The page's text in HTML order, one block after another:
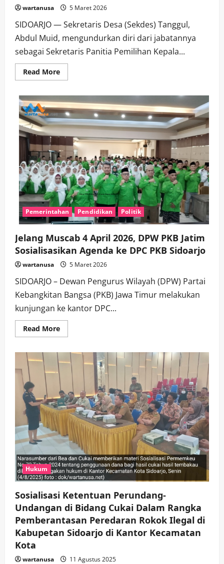
wartanusa 5 Maret 2026
SIDOARJO — Sekretaris Desa (Sekdes) Tanggul,
Abdul Muid, mengundurkan diri dari jabatannya
sebagai Sekretaris Panitia Pemilihan Kepala...
Read MoreRead
more
Abdul
Muid
Mundur
dari
Panitia
Pilkades,
Ditunjuk
sebagai
Plt
Kades
Tanggul
Pemerintahan Pendidikan Politik
Jelang Muscab 4 April 2026, DPW PKB Jatim
Sosialisasikan Agenda ke DPC PKB Sidoarjo
wartanusa 5 Maret 2026
SIDOARJO – Dewan Pengurus Wilayah (DPW) Partai
Kebangkitan Bangsa (PKB) Jawa Timur melakukan
kunjungan ke kantor DPC...
Read MoreRead
more
Muscab
4
April
2026,
DPW
PKB
Jatim
Sosialisasikan
Agenda
ke
DPC
PKB
Sidoarjo
Hukum
Sosialisasi Ketentuan Perundang-
Undangan di Bidang Cukai Dalam Rangka
Pemberantasan Peredaran Rokok Ilegal di
Kabupetan Sidoarjo di Kantor Kecamatan
Kota
wartanusa 11 Agustus 2025